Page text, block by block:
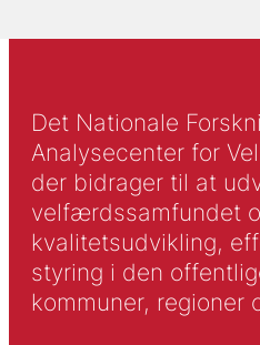
Det Nationale
Analysecenter for
der bidrager til at
velfærdssamfundet
kvalitetsudvikling,
styring i den
kommuner, regioner